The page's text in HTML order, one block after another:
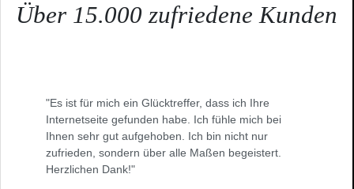
Über 15.000 zufriedene Kunden
"Es ist für mich ein Glücktreffer, dass ich Ihre
Internetseite gefunden habe. Ich fühle mich bei
Ihnen sehr gut aufgehoben. Ich bin nicht nur
zufrieden, sondern über alle Maßen begeistert.
Herzlichen Dank!"